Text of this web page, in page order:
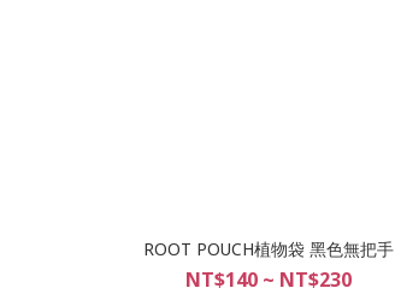
ROOT POUCH植物袋 黑色無把手
NT$140 ~ NT$230